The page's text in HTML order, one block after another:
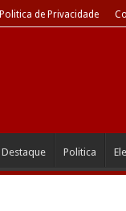
Politica de Privacidade
Destaque Politica